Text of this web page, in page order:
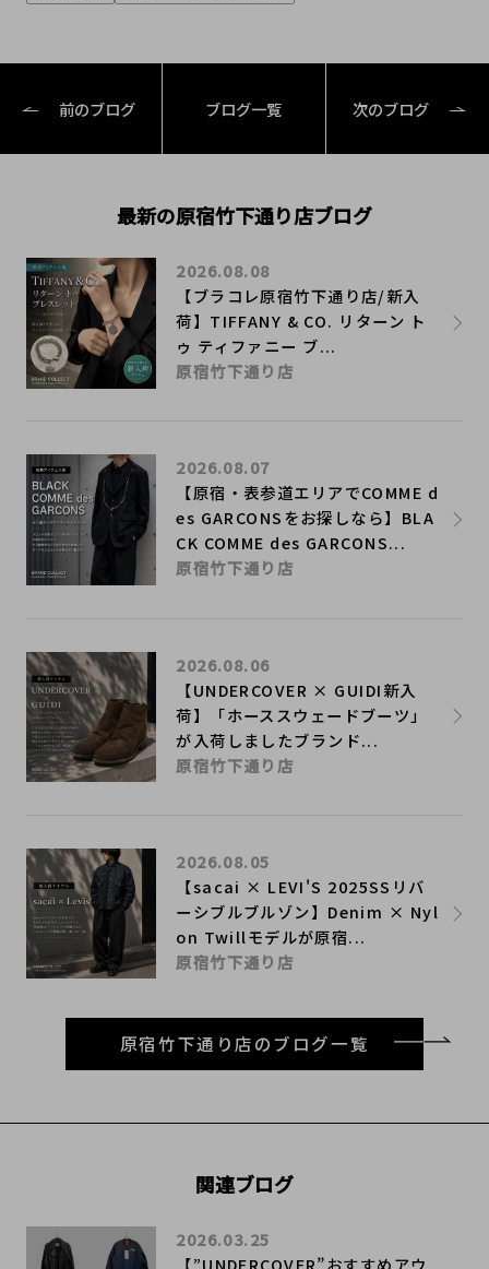
前のブログ ブログ一覧 次のブログ
最新の原宿竹下通り店ブログ
【ブラコレ原宿竹下通り店/新入
荷】TIFFANY & CO. リターン ト
ゥ ティファニー ブ...
2026.08.08
原宿竹下通り店
【原宿・表参道エリアでCOMME d
es GARCONSをお探しなら】BLA
CK COMME des GARCONS...
2026.08.07
原宿竹下通り店
【UNDERCOVER × GUIDI新入
荷】「ホーススウェードブーツ」
が入荷しましたブランド...
2026.08.06
原宿竹下通り店
【sacai × LEVI'S 2025SSリバ
ーシブルブルゾン】Denim × Nyl
on Twillモデルが原宿...
2026.08.05
原宿竹下通り店
原宿竹下通り店のブログ一覧
関連ブログ
【”UNDERCOVER”おすすめアウ
2026.03.25